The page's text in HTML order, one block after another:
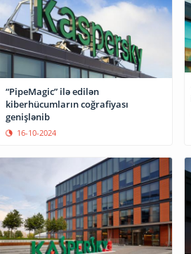
“PipeMagic” ilə edilən
kiberhücumların coğrafiyası
genişlənib
16-10-2024